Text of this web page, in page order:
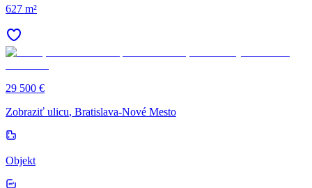
627 m²
29 500 €
Zobraziť ulicu, Bratislava-Nové Mesto
Objekt